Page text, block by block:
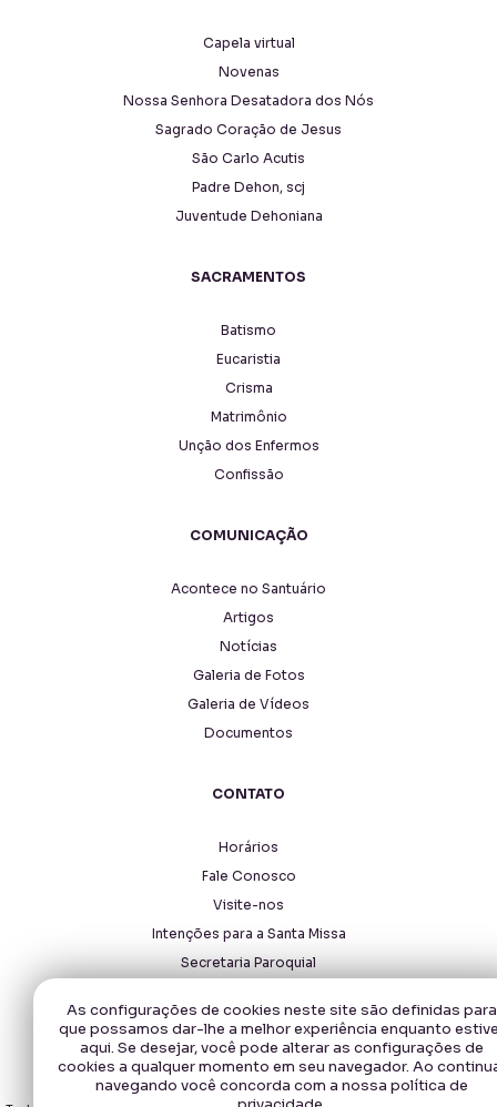
As configurações de cookies neste site são definidas para
que possamos dar-lhe a melhor experiência enquanto
aqui. Se desejar, você pode alterar as configurações de
cookies a qualquer momento em seu navegador. Ao
navegando você concorda com a nossa política de
Capela virtual
Novenas
Nossa Senhora Desatadora dos Nós
Sagrado Coração de Jesus
São Carlo Acutis
Padre Dehon, scj
Juventude Dehoniana
SACRAMENTOS
Batismo
Eucaristia
Crisma
Matrimônio
Unção dos Enfermos
Confissão
COMUNICAÇÃO
Acontece no Santuário
Artigos
Notícias
Galeria de Fotos
Galeria de Vídeos
Documentos
CONTATO
Horários
Fale Conosco
Visite-nos
Intenções para a Santa Missa
Secretaria Paroquial
Copyright © 2026 - Santuário Santa Rita de Cássia.